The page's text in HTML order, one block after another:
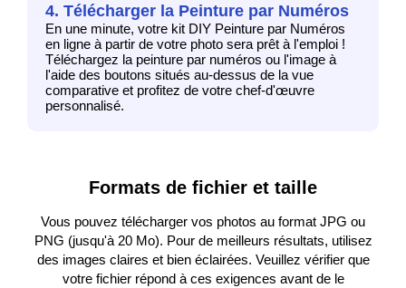
4. Télécharger la Peinture par Numéros
En une minute, votre kit DIY Peinture par Numéros
en ligne à partir de votre photo sera prêt à l'emploi !
Téléchargez la peinture par numéros ou l'image à
l'aide des boutons situés au-dessus de la vue
comparative et profitez de votre chef-d'œuvre
personnalisé.
Formats de fichier et taille
Vous pouvez télécharger vos photos au format JPG ou
PNG (jusqu'à 20 Mo). Pour de meilleurs résultats, utilisez
des images claires et bien éclairées. Veuillez vérifier que
votre fichier répond à ces exigences avant de le